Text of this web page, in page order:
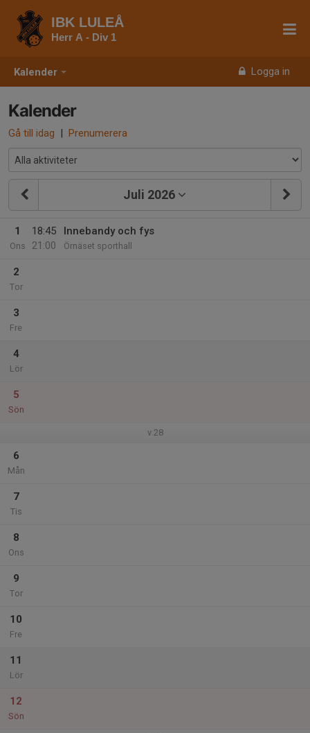
Kalender Logga in
IBK LULEÅ
Herr A - Div 1
Kalender
Gå till idag | Prenumerera
Juli 2026
1
Ons
18:45
21:00
Innebandy och fys
Örnäset sporthall
2
Tor
3
Fre
4
Lör
5
Sön
v.28
6
Mån
7
Tis
8
Ons
9
Tor
10
Fre
11
Lör
12
Sön